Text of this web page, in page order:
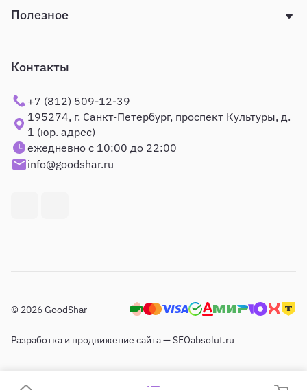
Полезное
Контакты
+7 (812) 509-12-39
195274, г. Санкт-Петербург, проспект Культуры, д.
1 (юр. адрес)
ежедневно с 10:00 до 22:00
info@goodshar.ru
© 2026 GoodShar
Разработка и продвижение сайта — SEOabsolut.ru